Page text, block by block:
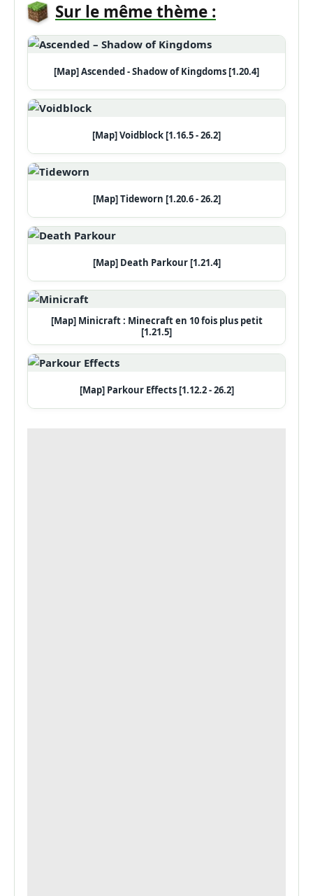
Sur le même thème :
[Map] Ascended - Shadow of Kingdoms [1.20.4]
[Map] Voidblock [1.16.5 - 26.2]
[Map] Tideworn [1.20.6 - 26.2]
[Map] Death Parkour [1.21.4]
[Map] Minicraft : Minecraft en 10 fois plus petit
[1.21.5]
[Map] Parkour Effects [1.12.2 - 26.2]